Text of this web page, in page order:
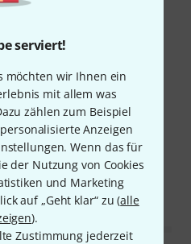
serviert!
möchten wir Ihnen ein
mit allem was
zählen zum Beispiel
Anzeigen
Wenn das für
der Nutzung von Cookies
und Marketing
auf „Geht klar“ zu (alle
).
Zustimmung jederzeit
Zwerg 28.07.2026
was es soll, steht
Schwerere Dinge sollten
MELDEN